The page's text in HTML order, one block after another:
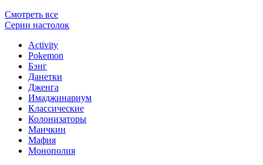
Смотреть все
Серии настолок
Activity
Pokemon
Бэнг
Данетки
Дженга
Имаджинариум
Классические
Колонизаторы
Манчкин
Мафия
Монополия